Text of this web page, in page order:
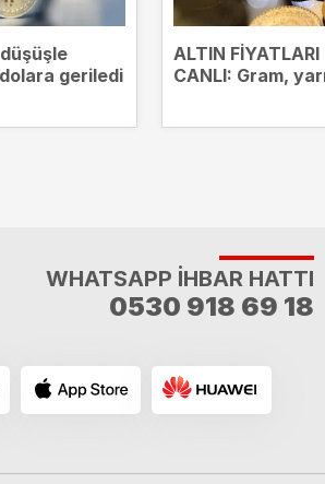
geriledi
ALTIN
CANLI: Gram,
WHATSAPP İHBAR HATTI
0530 918 69 18